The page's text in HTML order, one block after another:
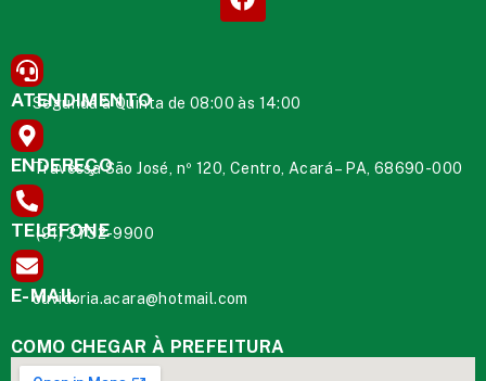
ATENDIMENTO
Segunda à Quinta de 08:00 às 14:00
ENDEREÇO
Travessa São José, nº 120, Centro, Acará – PA, 68690-000
TELEFONE
(91) 3732-9900
E-MAIL
ouvidoria.acara@hotmail.com
COMO CHEGAR À PREFEITURA